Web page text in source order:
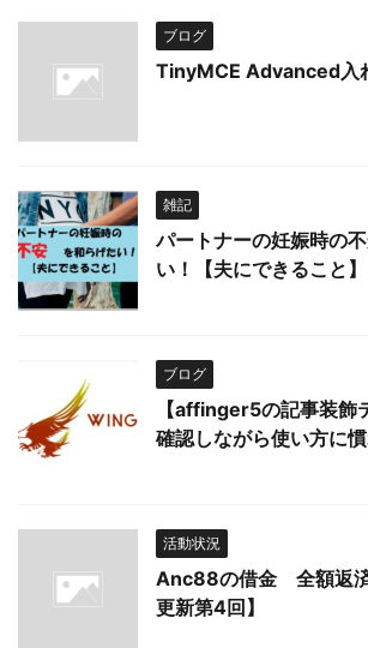
ブログ
TinyMCE Advanced入
雑記
パートナーの妊娠時の
い！【夫にできること】
ブログ
【affinger5の記事装飾
確認しながら使い方に慣
活動状況
Anc88の借金 全額返済
更新第4回】